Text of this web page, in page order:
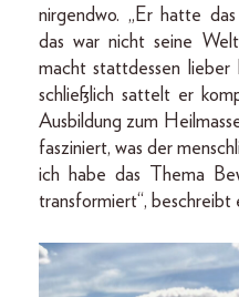
nirgendwo. „Er hatte
das war nicht seine
macht stattdessen lieber
schließlich sattelt er
Ausbildung zum
fasziniert, was der
ich habe das Thema
transformiert“, beschreibt